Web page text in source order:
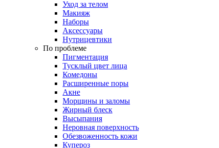
Уход за телом
Макияж
Наборы
Аксессуары
Нутрицевтики
По проблеме
Пигментация
Тусклый цвет лица
Комедоны
Расширенные поры
Акне
Морщины и заломы
Жирный блеск
Высыпания
Неровная поверхность
Обезвоженность кожи
Купероз